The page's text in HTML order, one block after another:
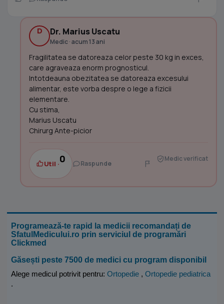
D Dr. Marius Uscatu
Medic · acum 13 ani
Fragilitatea se datoreaza celor peste 30 kg in exces,
care agraveaza enorm prognosticul.
Intotdeauna obezitatea se datoreaza excesului
alimentar, este vorba despre o lege a fizicii
elementare.
Cu stima,
Marius Uscatu
Chirurg Ante-picior
Util ·0 Raspunde
Medic verificat
Programează-te rapid la medicii recomandați de
SfatulMedicului.ro prin serviciul de programări
Clickmed
Găsești peste 7500 de medici cu program disponibil
Alege medicul potrivit pentru: Ortopedie , Ortopedie pediatrica
.